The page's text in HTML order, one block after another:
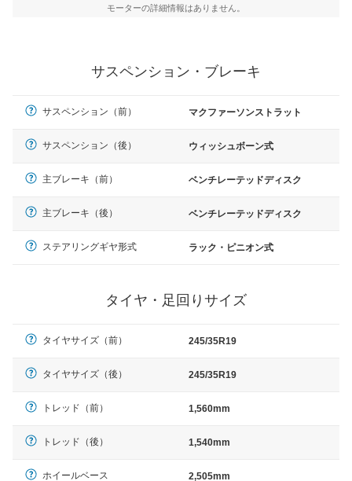
モーターの詳細情報はありません。
サスペンション・ブレーキ
サスペンション（前） マクファーソンストラット
サスペンション（後） ウィッシュボーン式
主ブレーキ（前） ベンチレーテッドディスク
主ブレーキ（後） ベンチレーテッドディスク
ステアリングギヤ形式 ラック・ピニオン式
タイヤ・足回りサイズ
タイヤサイズ（前） 245/35R19
タイヤサイズ（後） 245/35R19
トレッド（前） 1,560mm
トレッド（後） 1,540mm
ホイールベース 2,505mm